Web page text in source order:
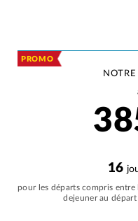
PROMO
16
pour les départs compris
dejeuner au départ